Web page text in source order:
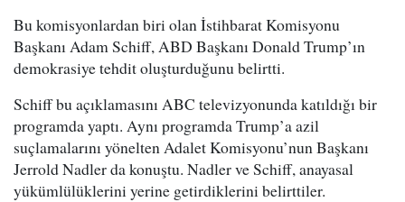
Bu komisyonlardan biri olan İstihbarat Komisyonu
Başkanı Adam Schiff, ABD Başkanı Donald Trump’ın
demokrasiye tehdit oluşturduğunu belirtti.
Schiff bu açıklamasını ABC televizyonunda katıldığı bir
programda yaptı. Aynı programda Trump’a azil
suçlamalarını yönelten Adalet Komisyonu’nun Başkanı
Jerrold Nadler da konuştu. Nadler ve Schiff, anayasal
yükümlülüklerini yerine getirdiklerini belirttiler.